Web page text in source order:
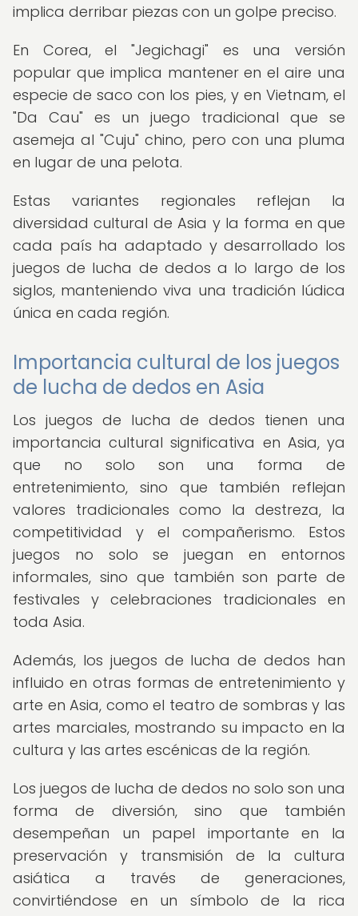
implica derribar piezas con un golpe preciso.
En Corea, el "Jegichagi" es una versión
popular que implica mantener en el aire una
especie de saco con los pies, y en Vietnam, el
"Da Cau" es un juego tradicional que se
asemeja al "Cuju" chino, pero con una pluma
en lugar de una pelota.
Estas variantes regionales reflejan la
diversidad cultural de Asia y la forma en que
cada país ha adaptado y desarrollado los
juegos de lucha de dedos a lo largo de los
siglos, manteniendo viva una tradición lúdica
única en cada región.
Importancia cultural de los juegos
de lucha de dedos en Asia
Los juegos de lucha de dedos tienen una
importancia cultural significativa en Asia, ya
que no solo son una forma de
entretenimiento, sino que también reflejan
valores tradicionales como la destreza, la
competitividad y el compañerismo. Estos
juegos no solo se juegan en entornos
informales, sino que también son parte de
festivales y celebraciones tradicionales en
toda Asia.
Además, los juegos de lucha de dedos han
influido en otras formas de entretenimiento y
arte en Asia, como el teatro de sombras y las
artes marciales, mostrando su impacto en la
cultura y las artes escénicas de la región.
Los juegos de lucha de dedos no solo son una
forma de diversión, sino que también
desempeñan un papel importante en la
preservación y transmisión de la cultura
asiática a través de generaciones,
convirtiéndose en un símbolo de la rica